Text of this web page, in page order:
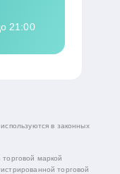
21:00
в законных
маркой
торговой